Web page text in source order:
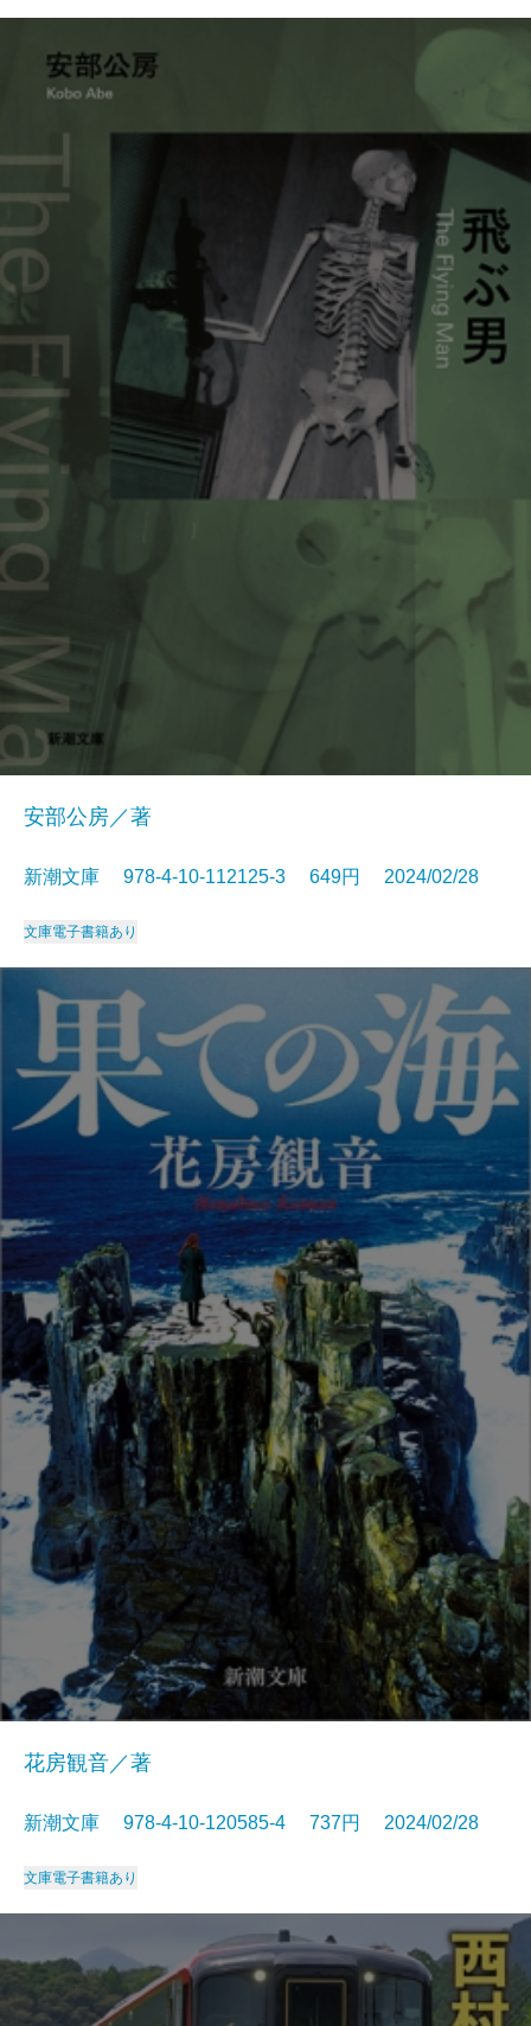
安部公房／著
新潮文庫 978-4-10-112125-3 649円 2024/02/28
文庫電子書籍あり
花房観音／著
新潮文庫 978-4-10-120585-4 737円 2024/02/28
文庫電子書籍あり